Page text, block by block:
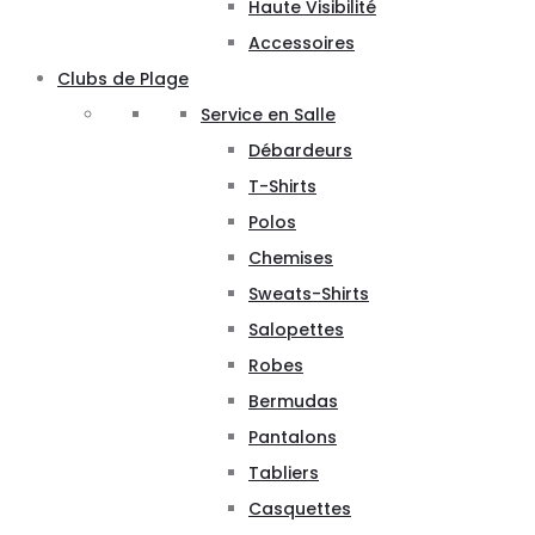
Haute Visibilité
Accessoires
Clubs de Plage
Service en Salle
Débardeurs
T-Shirts
Polos
Chemises
Sweats-Shirts
Salopettes
Robes
Bermudas
Pantalons
Tabliers
Casquettes